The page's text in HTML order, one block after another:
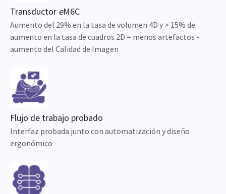
Transductor eM6C
Aumento del 29% en la tasa de volumen 4D y > 15% de
aumento en la tasa de cuadros 2D = menos artefactos -
aumento del Calidad de Imagen
Flujo de trabajo probado
Interfaz probada junto con automatización y diseño
ergonómico